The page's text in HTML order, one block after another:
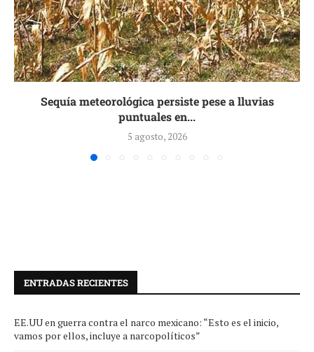
Sequía meteorológica persiste pese a lluvias
puntuales en...
5 agosto, 2026
ENTRADAS RECIENTES
EE.UU en guerra contra el narco mexicano: “Esto es el inicio,
vamos por ellos, incluye a narcopolíticos”